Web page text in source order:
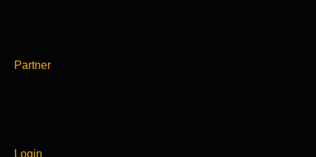
Partner
Login